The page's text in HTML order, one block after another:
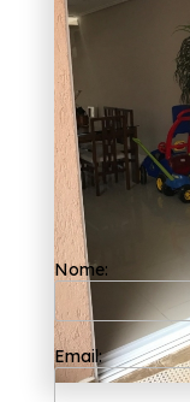
A
custo
procura
eficiência e
que a
atingida.
equipe
organização
Quer saber
porta
como o de
Porta
equipe da
para
Nome:
Email: